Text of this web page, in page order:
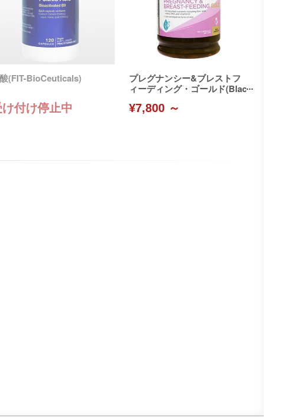
(FIT-BioCeuticals)
け付け停止中
プレグナンシー&ブレストフ
ィーディング・ゴールド(Blac
¥7,800 ～